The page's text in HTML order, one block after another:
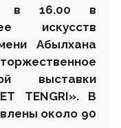
в 16.00 в
искусств
Абылхана
выставки
TENGRI».
В
около 90